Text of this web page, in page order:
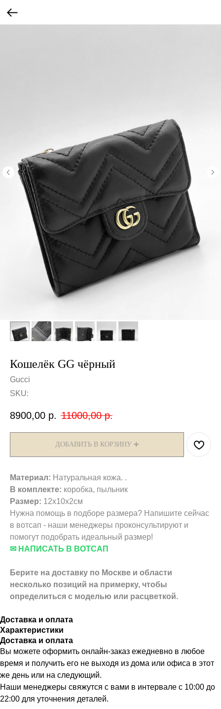
Кошелёк GG чёрный
Gucci
SKU:
8900,00 р. 11000,00 р.
ДОБАВИТЬ В КОРЗИНУ ➕
Материал: Натуральная кожа. .
В комплекте: коробка, пыльник
Размер: 12х10х2см
Нужна помощь в подборе размера? Напишите сейчас
в вотсап - наши менеджеры проконсультируют и
помогут подобрать идеальный размер!
✉ НАПИСАТЬ В ВОТСАП
Берите на доставку по Москве и области
несколько позиций на примерку, чтобы
определиться с моделью или расцветкой.
Доставка и оплата
Характеристики
Доставка и оплата
Вы можете оформить онлайн-заказ ежедневно в любое
время и получить его не выходя из дома или офиса в этот
же день или на следующий.
Наши менеджеры свяжутся с вами в интервале с 10:00 до
22:00 для уточнения деталей.